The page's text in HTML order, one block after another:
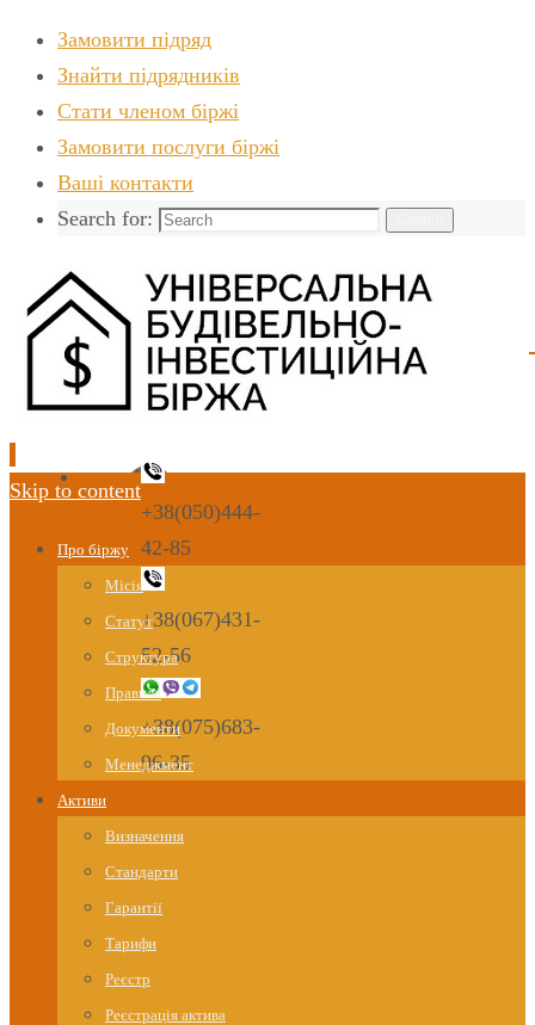
Замовити підряд
Знайти пiдрядникiв
Стати членом біржі
Замовити послуги біржі
Ваші контакти
Search for:
+38(050)444-
42-85
+38(067)431-
52-56
+38(075)683-
96-35
Skip to content
Про біржу
Місія
Статут
Структура
Правила
Документи
Менеджмент
Активи
Визначення
Стандарти
Гарантії
Тарифи
Реєстр
Реєстрація актива